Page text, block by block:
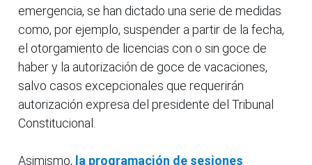
emergencia, se han dictado una serie de medidas
como, por ejemplo, suspender a partir de la fecha,
el otorgamiento de licencias con o sin goce de
haber y la autorización de goce de vacaciones,
salvo casos excepcionales que requerirán
autorización expresa del presidente del Tribunal
Constitucional.
Asimismo, la programación de sesiones